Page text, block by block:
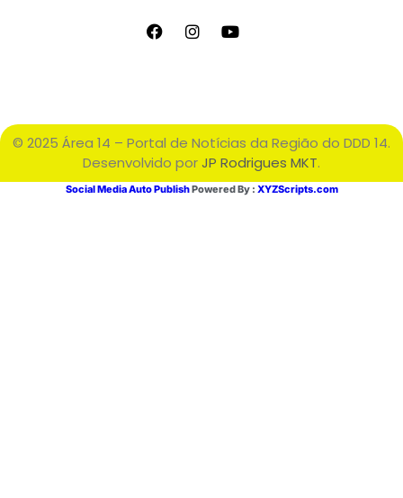
© 2025 Área 14 – Portal de Notícias da Região do DDD 14.
Desenvolvido porJP Rodrigues MKT.
Social Media Auto PublishPowered By : XYZScripts.com